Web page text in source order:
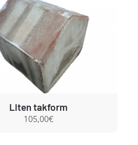
Liten takform
105,00€